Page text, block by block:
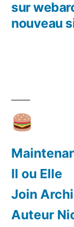
l’article
sur
nouveau
Il ou Elle
Join
Auteur